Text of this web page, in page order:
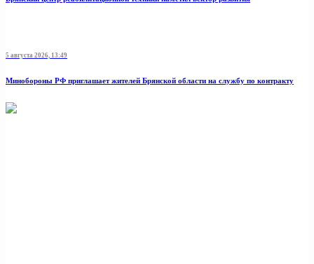
5 августа 2026, 13:49
Минобoроны РФ приглaшaет житeлeй Брянской области на службу по контракту